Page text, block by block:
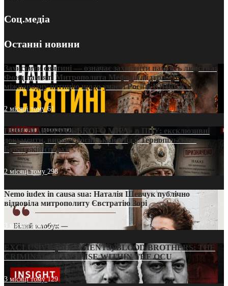
Соц.медіа
Останні новини
Захистити святині — означає захистити пам’ять людства:
Фонд пам’яті Митрополита Мефодія підтримує
міжнародну петицію щодо участі Росії в ЮНЕСКО
2 місяці тому61
ПРИСМАК «РУССЬКОГО МІРА» в ПЦУ: ексклюзивні
документи, вирок і російський слід у Тернопільсько-
Бучацькій єпархії
2 місяці тому 298
Nemo iudex in causa sua: Наталія Шевчук публічно
відповіла митрополиту Євстратію Зорі
3 місяці тому214
EXCLUSIVE (DOCUMENTS)/BLOOD BROTHERS: THE
CRIMINAL FRANCHISE WITHIN THE OCU
3 місяці тому129